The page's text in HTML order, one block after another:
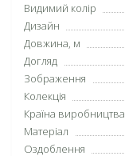
Видимий колір
Дизайн
Довжина, м
Догляд
Зображення
Колекція
Країна виробництва
Матеріал
Оздоблення